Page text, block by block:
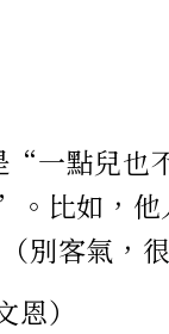
一點兒也
比如，
客氣，很
恩）